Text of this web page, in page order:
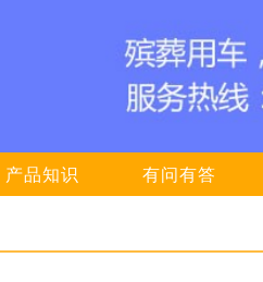
产品知识 有问有答